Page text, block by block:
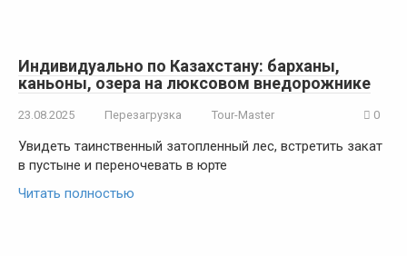
Индивидуально по Казахстану: барханы,
каньоны, озера на люксовом внедорожнике
23.08.2025 Перезагрузка Tour-Master 0
Увидеть таинственный затопленный лес, встретить закат
в пустыне и переночевать в юрте
Читать полностью